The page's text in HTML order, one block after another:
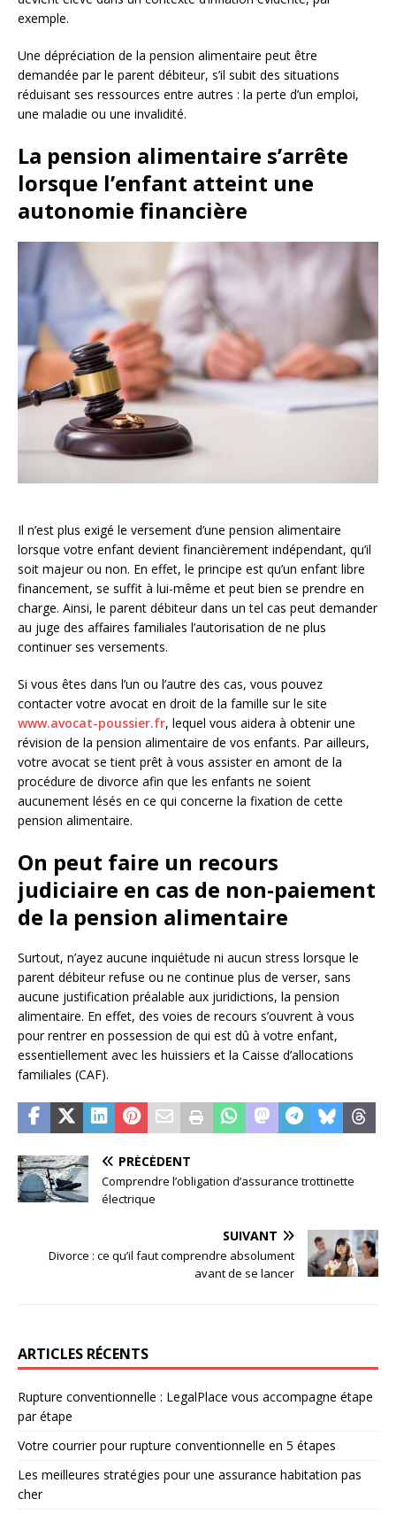
exemple.
Une dépréciation de la pension alimentaire peut être
demandée par le parent débiteur, s’il subit des situations
réduisant ses ressources entre autres : la perte d’un emploi,
une maladie ou une invalidité.
La pension alimentaire s’arrête
lorsque l’enfant atteint une
autonomie financière
Il n’est plus exigé le versement d’une pension alimentaire
lorsque votre enfant devient financièrement indépendant, qu’il
soit majeur ou non. En effet, le principe est qu’un enfant libre
financement, se suffit à lui-même et peut bien se prendre en
charge. Ainsi, le parent débiteur dans un tel cas peut demander
au juge des affaires familiales l’autorisation de ne plus
continuer ses versements.
Si vous êtes dans l’un ou l’autre des cas, vous pouvez
contacter votre avocat en droit de la famille sur le site
www.avocat-poussier.fr, lequel vous aidera à obtenir une
révision de la pension alimentaire de vos enfants. Par ailleurs,
votre avocat se tient prêt à vous assister en amont de la
procédure de divorce afin que les enfants ne soient
aucunement lésés en ce qui concerne la fixation de cette
pension alimentaire.
On peut faire un recours
judiciaire en cas de non-paiement
de la pension alimentaire
Surtout, n’ayez aucune inquiétude ni aucun stress lorsque le
parent débiteur refuse ou ne continue plus de verser, sans
aucune justification préalable aux juridictions, la pension
alimentaire. En effet, des voies de recours s’ouvrent à vous
pour rentrer en possession de qui est dû à votre enfant,
essentiellement avec les huissiers et la Caisse d’allocations
familiales (CAF).
PRÉCÉDENT
Comprendre l’obligation d’assurance trottinette
électrique
SUIVANT
Divorce : ce qu’il faut comprendre absolument
avant de se lancer
ARTICLES RÉCENTS
Rupture conventionnelle : LegalPlace vous accompagne étape
par étape
Votre courrier pour rupture conventionnelle en 5 étapes
Les meilleures stratégies pour une assurance habitation pas
cher